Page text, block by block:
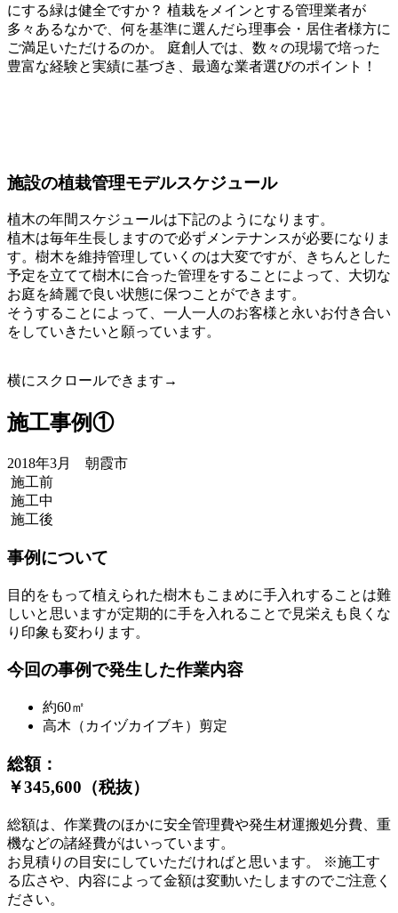
にする緑は健全ですか？ 植栽をメインとする管理業者が
多々あるなかで、何を基準に選んだら理事会・居住者様方に
ご満足いただけるのか。 庭創人では、数々の現場で培った
豊富な経験と実績に基づき、最適な業者選びのポイント！
施設の植栽管理モデルスケジュール
植木の年間スケジュールは下記のようになります。
植木は毎年生長しますので必ずメンテナンスが必要になりま
す。樹木を維持管理していくのは大変ですが、きちんとした
予定を立てて樹木に合った管理をすることによって、大切な
お庭を綺麗で良い状態に保つことができます。
そうすることによって、一人一人のお客様と永いお付き合い
をしていきたいと願っています。
横にスクロールできます→
施工事例①
2018年3月 朝霞市
施工前
施工中
施工後
事例について
目的をもって植えられた樹木もこまめに手入れすることは難
しいと思いますが定期的に手を入れることで見栄えも良くな
り印象も変わります。
今回の事例で発生した作業内容
約60㎡
高木（カイヅカイブキ）剪定
総額：
￥345,600（税抜）
総額は、作業費のほかに安全管理費や発生材運搬処分費、重
機などの諸経費がはいっています。
お見積りの目安にしていただければと思います。 ※施工す
る広さや、内容によって金額は変動いたしますのでご注意く
ださい。